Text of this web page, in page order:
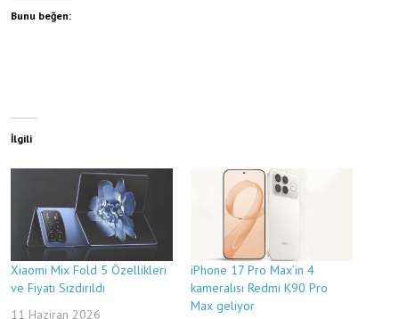
Bunu beğen:
İlgili
Xiaomi Mix Fold 5 Özellikleri
ve Fiyatı Sızdırıldı
11 Haziran 2026
iPhone 17 Pro Max’in 4
kameralısı Redmi K90 Pro
Max geliyor